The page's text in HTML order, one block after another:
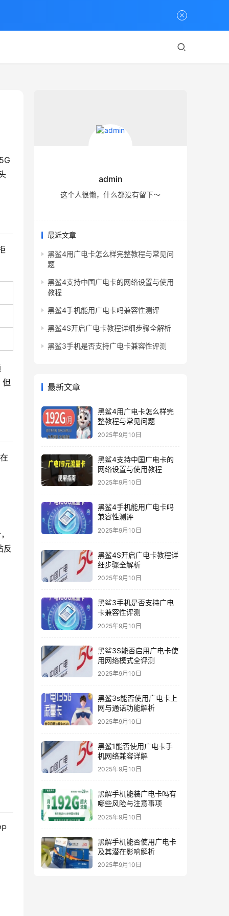
但
反
admin
这个人很懒，什么都没有留下～
最近文章
黑鲨4用广电卡怎么样完整教程与常见问
题
黑鲨4支持中国广电卡的网络设置与使用
教程
黑鲨4手机能用广电卡吗兼容性测评
黑鲨4S开启广电卡教程详细步骤全解析
黑鲨3手机是否支持广电卡兼容性评测
最新文章
黑鲨4用广电卡怎么样完
整教程与常见问题
2025年9月10日
黑鲨4支持中国广电卡的
网络设置与使用教程
2025年9月10日
黑鲨4手机能用广电卡吗
兼容性测评
2025年9月10日
黑鲨4S开启广电卡教程详
细步骤全解析
2025年9月10日
黑鲨3手机是否支持广电
卡兼容性评测
2025年9月10日
黑鲨3S能否启用广电卡使
用网络模式全评测
2025年9月10日
黑鲨3s能否使用广电卡上
网与通话功能解析
2025年9月10日
黑鲨1能否使用广电卡手
机网络兼容详解
2025年9月10日
黑解手机能装广电卡吗有
哪些风险与注意事项
2025年9月10日
黑解手机能否使用广电卡
及其潜在影响解析
2025年9月10日